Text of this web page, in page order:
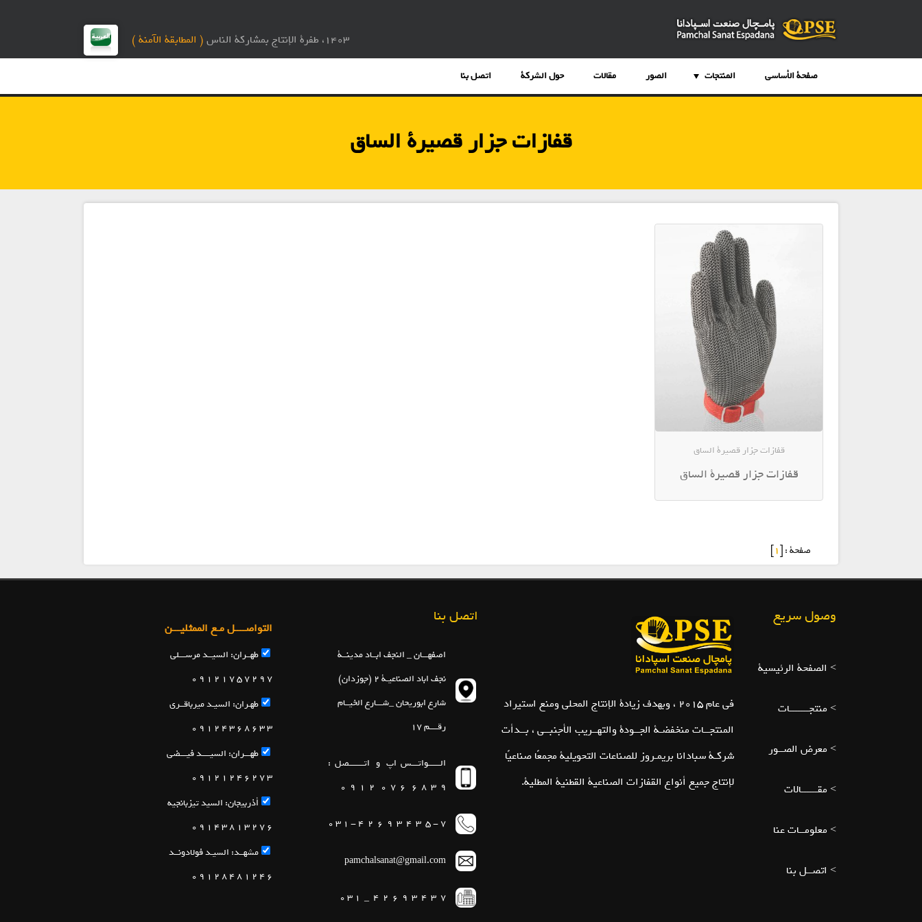
1403، طفرة الإنتاج بمشاركة الناس ( المطابقة الآمنة )
صفحة الأساسي المنتجات الصور مقالات حول الشركة اتصل بنا
قفازات جزار قصيرة الساق
قفازات جزار قصيرة الساق
قفازات جزار قصيرة الساق
صفحة : [1
]
وصول سريع
> الصفحة الرئيسية
> منتجـــــــات
> معرض الصــور
> مقــــــالات
> معلومــات عنا
> اتصــل بنا
في عام 2015 ، وبهدف زيادة الإنتاج المحلي ومنع استيراد
المنتجــات منخفضـة الجــودة والتهــريب الأجنبــي ، بــدأت
شركـة سبادانا بريمـروز للصناعات التحويلية مجمعًا صناعيًا
لإنتاج جميع أنواع القفازات الصناعية القطنية المطلية.
اتصل بنا
اصفهـــان _ النجف ابــاد مدينــة
نجف اباد الصناعيـة 2 (جوزدان)
شارع ابوريحان _شـــارع الخيــام
رقــــم 17
الــــــواتـــس اپ و اتـــــــصل :
9 3 8 6 6 7 0 2 1 9 0
7 - 5 3 4 3 9 6 2 4 - 1 3 0
pamchalsanat@gmail.com
7 3 4 3 9 6 2 4 _ 1 3 0
التواصــــل مـع الممثليـــن
طهــران: السيــد مرســـلي
7 9 2 7 5 7 1 2 1 9 0
طهـران: السيـد ميرباقــري
3 3 6 8 6 3 4 2 1 9 0
طهـــران: السيــــد فيـــضي
3 7 2 6 4 2 1 2 1 9 0
أذربيجان: السيد تيزبانجيه
6 7 2 3 1 8 3 4 1 9 0
مشهــد: السيـد فولادونــد
6 4 2 1 8 4 8 2 1 9 0